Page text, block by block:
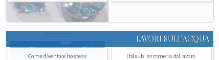
LAVORI SULL’ACQUA
Come diventare hostess
Italsub: sommersi dal lavoro